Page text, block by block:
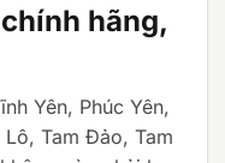
hãng,
Yên, Phúc Yên,
Tam Đảo, Tam